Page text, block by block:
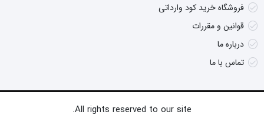
فروشگاه خرید کود وارداتی
قوانین و مقررات
درباره ما
تماس با ما
All rights reserved to our site.